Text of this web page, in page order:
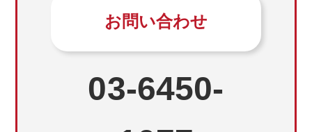
お問い合わせ
03-6450-